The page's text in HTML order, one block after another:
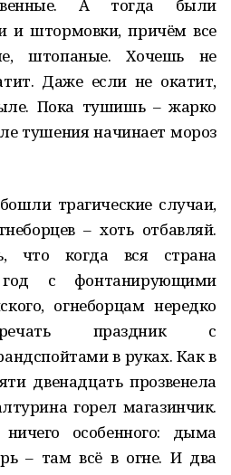
А тогда были
и штормовки, причём все
штопаные. Хочешь не
Даже если не окатит,
Пока тушишь – жарко
тушения начинает мороз
трагические случаи,
– хоть отбавляй.
что когда вся страна
с фонтанирующими
огнеборцам нередко
праздник с
в руках. Как в
двенадцать прозвенела
горел магазинчик.
особенного: дыма
– там всё в огне. И два